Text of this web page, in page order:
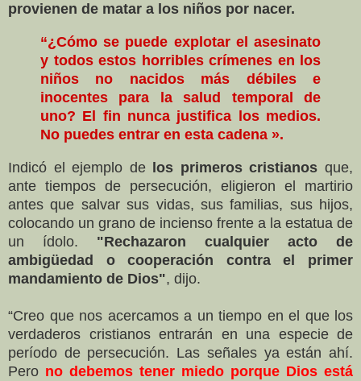
provienen de matar a los niños por nacer.
“¿Cómo se puede explotar el asesinato
y todos estos horribles crímenes en los
niños no nacidos más débiles e
inocentes para la salud temporal de
uno? El fin nunca justifica los medios.
No puedes entrar en esta cadena ».
Indicó el ejemplo de los primeros cristianos que,
ante tiempos de persecución, eligieron el martirio
antes que salvar sus vidas, sus familias, sus hijos,
colocando un grano de incienso frente a la estatua de
un ídolo. "Rechazaron cualquier acto de
ambigüedad o cooperación contra el primer
mandamiento de Dios", dijo.
“Creo que nos acercamos a un tiempo en el que los
verdaderos cristianos entrarán en una especie de
período de persecución. Las señales ya están ahí.
Pero no debemos tener miedo porque Dios está